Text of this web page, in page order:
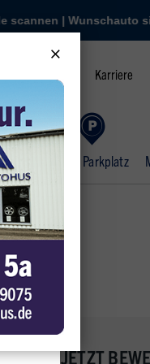
oder finanzieren &
| Wunschauto
App starten | QR-
in Bockel | 3.000+
Karriere
Mein Parkplatz
JETZT